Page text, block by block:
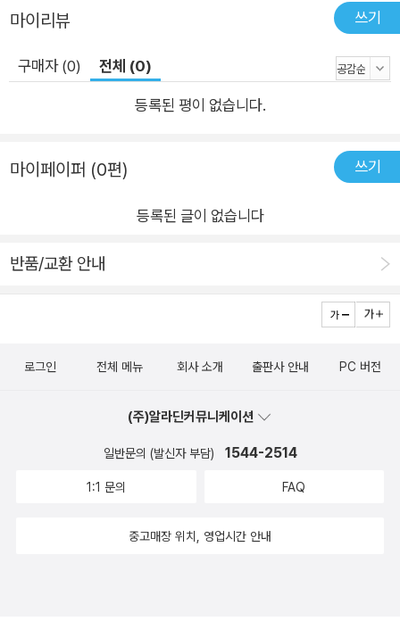
을 털어 만든 ‘제철 채소 왕창 오일 파스타’를 나눠 먹으며 나중에
엄마 제사상에 올릴 파스타를 궁리하는 에피소드, 무릎 수술을 한
엄마를 위해 도가니탕을 끓이며 과거 가족들이 골골할 때면 사골
대한 두려움과 부모님이 살아 계신 동안 마음을 다할 것을 다짐하
스타 올릴게. 어떤 파스타면 좋겠어?” (…) “다 좋아. 딸이 한 건
마. 딸이 만든 파스타 한 접시를 다 비울 때까지도 엄마는 끝내 한
로 자주 드시다보면 엄마에게도 선명한 파스타 취향이 생기지 않
그릇을 치우며, 딸의 정성과 애정이 듬뿍 들어간 홈메이드 파스타
만나러 가야겠다고 다짐했다. 엄마와 내가 함께 파스타를 먹을 날
까. _「엄마 제사상엔 무슨 파스타 올릴까?」에서 그렇게 자꾸 엄마
를 귀찮게 하고 싶었다. 통증을 줄여주는 약 때문에 자꾸 잠을 자
을 끓이던 엄마가 그랬던 것처럼. 나도 시간과 정성을 쏟아 도가
마이리뷰 쓰기
구매자 (0) 전체 (0)
등록된 평이 없습니다.
마이페이퍼 (0편) 쓰기
등록된 글이 없습니다
반품/교환 안내
로그인 전체 메뉴 회사 소개 출판사 안내 PC 버전
(주)알라딘커뮤니케이션
일반문의 (발신자 부담) 1544-2514
1:1 문의 FAQ
중고매장 위치, 영업시간 안내